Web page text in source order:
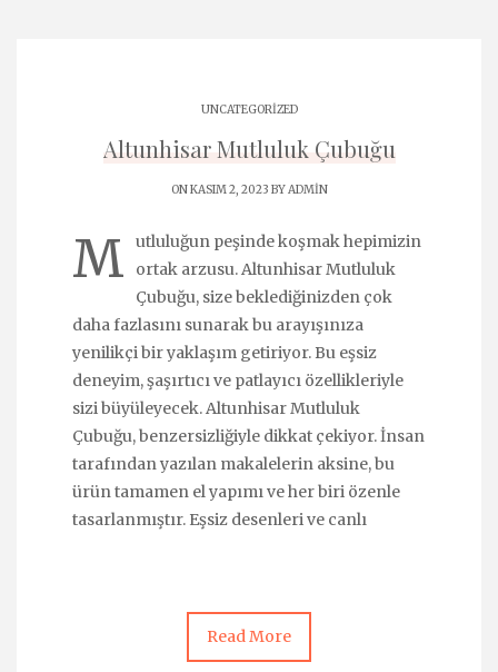
UNCATEGORIZED
Altunhisar Mutluluk Çubuğu
ON KASIM 2, 2023 BYADMIN
M
utluluğun peşinde koşmak hepimizin
ortak arzusu. Altunhisar Mutluluk
Çubuğu, size beklediğinizden çok
daha fazlasını sunarak bu arayışınıza
yenilikçi bir yaklaşım getiriyor. Bu eşsiz
deneyim, şaşırtıcı ve patlayıcı özellikleriyle
sizi büyüleyecek. Altunhisar Mutluluk
Çubuğu, benzersizliğiyle dikkat çekiyor. İnsan
tarafından yazılan makalelerin aksine, bu
ürün tamamen el yapımı ve her biri özenle
tasarlanmıştır. Eşsiz desenleri ve canlı
Read More